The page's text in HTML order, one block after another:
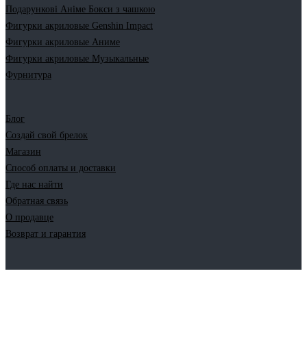
Подарункові Аніме Бокси з чашкою
Фигурки акриловые Genshin Impact
Фигурки акриловые Аниме
Фигурки акриловые Музыкальные
Фурнитура
Блог
Создай свой брелок
Магазин
Способ оплаты и доставки
Где нас найти
Обратная связь
О продавце
Возврат и гарантия